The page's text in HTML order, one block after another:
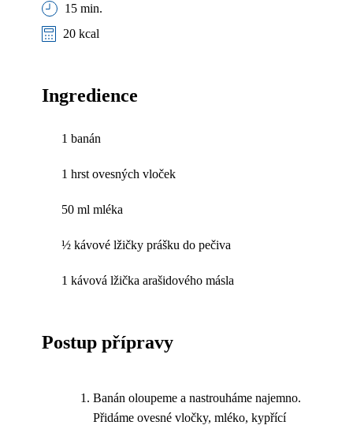
15 min.
20 kcal
Ingredience
1 banán
1 hrst ovesných vloček
50 ml mléka
½ kávové lžičky prášku do pečiva
1 kávová lžička arašidového másla
Postup přípravy
Banán oloupeme a nastrouháme najemno.
Přidáme ovesné vločky, mléko, kypřící